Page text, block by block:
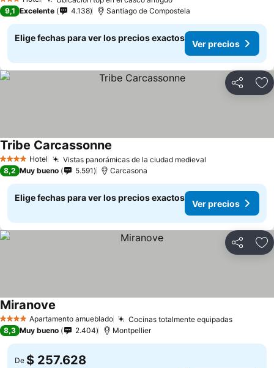
3 Estrellas
9,1 Excelente 4.138 Santiago de Compostela
Elige fechas para ver los precios exactos
Ver precios
Compartir
4 EstrellasHotel Vistas panorámicas de la ciudad medieval
Tribe Carcassonne
8,2 Muy bueno 5.591 Carcasona
Elige fechas para ver los precios exactos
Ver precios
Compartir
4 EstrellasApartamento amueblado Cocinas totalmente equipadasVer
Miranove
8,3 Muy bueno 2.404 Montpellier
De $ 257.628